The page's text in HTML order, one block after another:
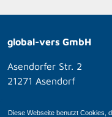
Diese Webseite benutzt Cookies,
global-vers GmbH
Asendorfer Str. 2
21271 Asendorf
global-con GmbH